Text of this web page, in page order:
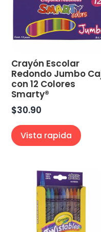
Crayón Escolar
Redondo Jumbo
con 12 Colores
Smarty®
$30.90
Vista rapida